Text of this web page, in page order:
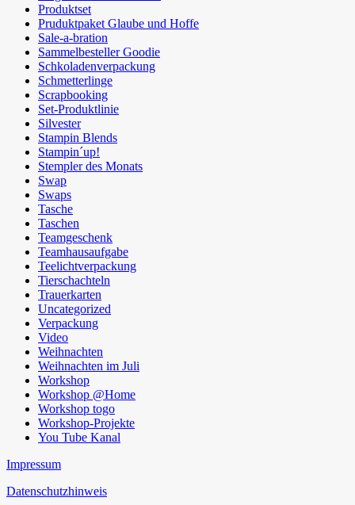
Produktset
Pruduktpaket Glaube und Hoffe
Sale-a-bration
Sammelbesteller Goodie
Schkoladenverpackung
Schmetterlinge
Scrapbooking
Set-Produktlinie
Silvester
Stampin Blends
Stampin´up!
Stempler des Monats
Swap
Swaps
Tasche
Taschen
Teamgeschenk
Teamhausaufgabe
Teelichtverpackung
Tierschachteln
Trauerkarten
Uncategorized
Verpackung
Video
Weihnachten
Weihnachten im Juli
Workshop
Workshop @Home
Workshop togo
Workshop-Projekte
You Tube Kanal
Impressum
Datenschutzhinweis